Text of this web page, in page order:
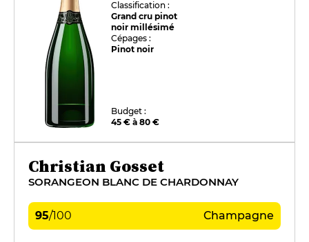
Classification :
Grand cru pinot
noir millésimé
Cépages :
Pinot noir
Budget :
45 € à 80 €
Christian Gosset
SORANGEON BLANC DE CHARDONNAY
95/100 Champagne